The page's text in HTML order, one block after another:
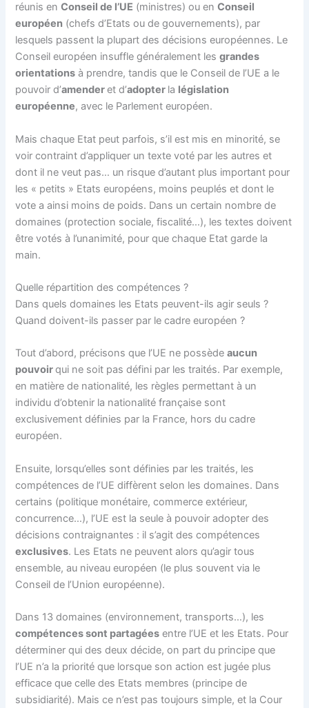
réunis enConseil de l’UE (ministres) ou enConseil
européen (chefs d’Etats ou de gouvernements), par
lesquels passent la plupart des décisions européennes. Le
Conseil européen insuffle généralement lesgrandes
orientations à prendre, tandis que le Conseil de l’UE a le
pouvoir d’amenderet d’adopter la législation
européenne, avec le Parlement européen.
Mais chaque Etat peut parfois, s’il est mis en minorité, se
voir contraint d’appliquer un texte voté par les autres et
dont il ne veut pas… un risque d’autant plus important pour
les « petits » Etats européens, moins peuplés et dont le
vote a ainsi moins de poids. Dans un certain nombre de
domaines (protection sociale, fiscalité…), les textes doivent
être votés à l’unanimité, pour que chaque Etat garde la
main.
Quelle répartition des compétences ?
Dans quels domaines les Etats peuvent-ils agir seuls ?
Quand doivent-ils passer par le cadre européen ?
Tout d’abord, précisons que l’UE ne possèdeaucun
pouvoirqui ne soit pas défini par les traités. Par exemple,
en matière de nationalité, les règles permettant à un
individu d’obtenir la nationalité française sont
exclusivement définies par la France, hors du cadre
européen.
Ensuite, lorsqu’elles sont définies par les traités, les
compétences de l’UE diffèrent selon les domaines. Dans
certains (politique monétaire, commerce extérieur,
concurrence…), l’UE est la seule à pouvoir adopter des
décisions contraignantes : il s’agit des compétences
exclusives. Les Etats ne peuvent alors qu’agir tous
ensemble, au niveau européen (le plus souvent via le
Conseil de l’Union européenne).
Dans 13 domaines (environnement, transports…), les
compétences sont partagées entre l’UE et les Etats. Pour
déterminer qui des deux décide, on part du principe que
l’UE n’a la priorité que lorsque son action est jugée plus
efficace que celle des Etats membres (principe de
subsidiarité). Mais ce n’est pas toujours simple, et la Cour